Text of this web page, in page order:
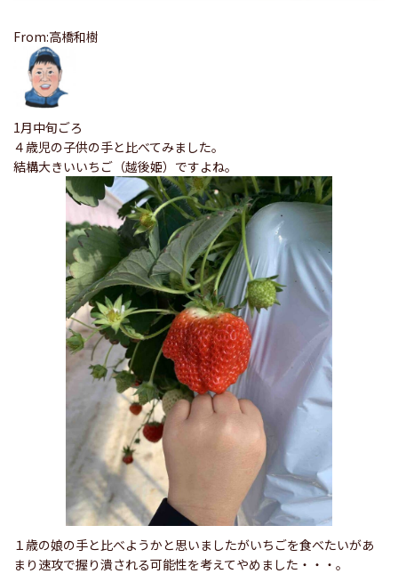
From:高橋和樹
1月中旬ごろ
４歳児の子供の手と比べてみました。
結構大きいいちご（越後姫）ですよね。
１歳の娘の手と比べようかと思いましたがいちごを食べたいがあ
まり速攻で握り潰される可能性を考えてやめました・・・。